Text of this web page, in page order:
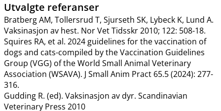
Utvalgte referanser
Bratberg AM, Tollersrud T, Sjurseth SK, Lybeck K, Lund A.
Vaksinasjon av hest. Nor Vet Tidsskr 2010; 122: 508-18.
Squires RA, et al. 2024 guidelines for the vaccination of
dogs and cats-compiled by the Vaccination Guidelines
Group (VGG) of the World Small Animal Veterinary
Association (WSAVA). J Small Anim Pract 65.5 (2024): 277-
316.
Gudding R. (ed). Vaksinasjon av dyr. Scandinavian
Veterinary Press 2010